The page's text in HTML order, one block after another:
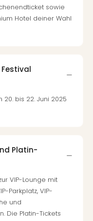
sowie
Hotel deiner Wahl
bis 22. Juni 2025
Platin-
VIP-Lounge mit
Parkplatz, VIP-
und
Die Platin-Tickets